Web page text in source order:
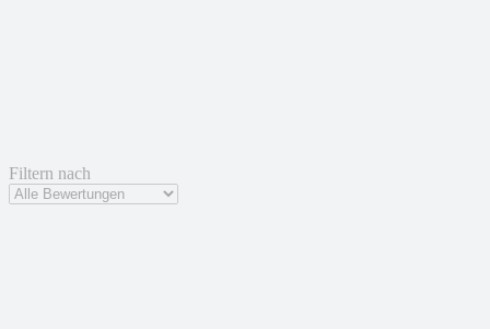
Filtern nach